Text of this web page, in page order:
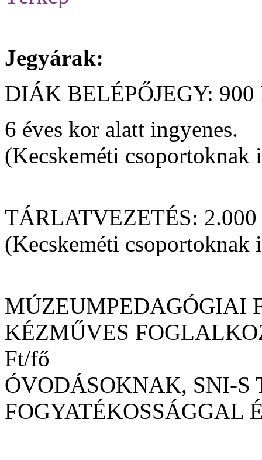
Jegyárak:
DIÁK BELÉPŐJEGY: 900
6 éves kor alatt ingyenes.
(Kecskeméti csoportoknak
TÁRLATVEZETÉS: 2.000
(Kecskeméti csoportoknak
MÚZEUMPEDAGÓGIAI
KÉZMŰVES
Ft/fő
ÓVODÁSOKNAK, SNI-S
FOGYATÉKOSSÁGGAL